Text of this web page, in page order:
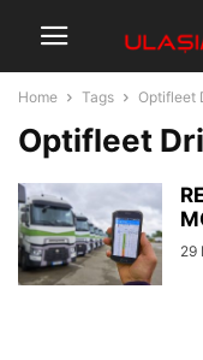
Home Tags Optifleet
Optifleet
29